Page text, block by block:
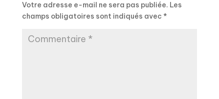
Votre adresse e-mail ne sera pas publiée. Les
champs obligatoires sont indiqués avec *